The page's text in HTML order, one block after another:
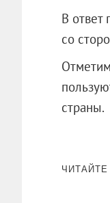
В ответ
со